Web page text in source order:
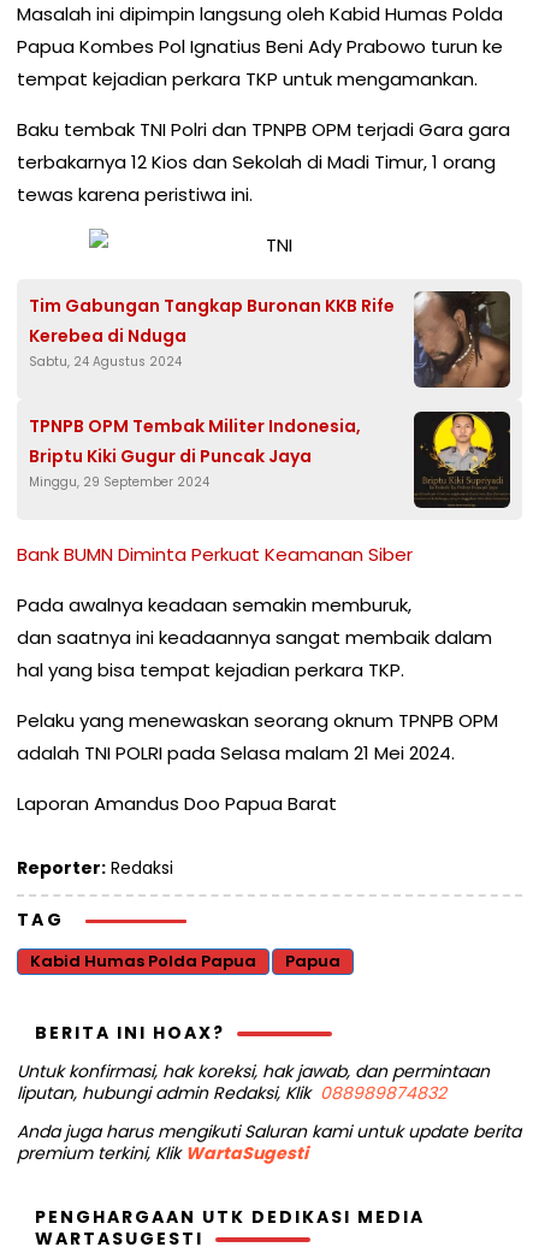
Masalah ini dipimpin langsung oleh Kabid Humas Polda
Papua Kombes Pol Ignatius Beni Ady Prabowo turun ke
tempat kejadian perkara TKP untuk mengamankan.
Baku tembak TNI Polri dan TPNPB OPM terjadi Gara gara
terbakarnya 12 Kios dan Sekolah di Madi Timur, 1 orang
tewas karena peristiwa ini.
Tim Gabungan Tangkap Buronan KKB Rife
Kerebea di Nduga
Sabtu, 24 Agustus 2024
TPNPB OPM Tembak Militer Indonesia,
Briptu Kiki Gugur di Puncak Jaya
Minggu, 29 September 2024
Bank BUMN Diminta Perkuat Keamanan Siber
Pada awalnya keadaan semakin memburuk,
dan saatnya ini keadaannya sangat membaik dalam
hal yang bisa tempat kejadian perkara TKP.
Pelaku yang menewaskan seorang oknum TPNPB OPM
adalah TNI POLRI pada Selasa malam 21 Mei 2024.
Laporan Amandus Doo Papua Barat
Reporter: Redaksi
TAG
Kabid Humas Polda Papua Papua
BERITA INI HOAX?
Untuk konfirmasi, hak koreksi, hak jawab, dan permintaan
liputan, hubungi admin Redaksi, Klik 088989874832
Anda juga harus mengikuti Saluran kami untuk update berita
premium terkini, Klik WartaSugesti
PENGHARGAAN UTK DEDIKASI MEDIA
WARTASUGESTI